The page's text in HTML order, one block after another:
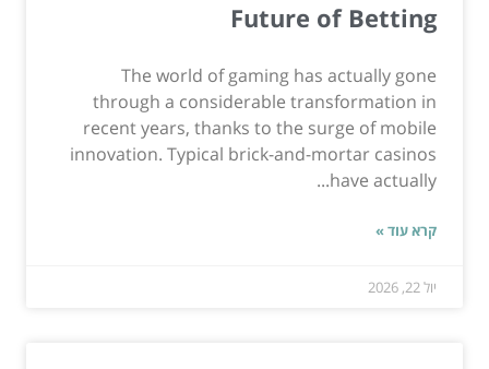
Future of Betting
The world of gaming has actually gone
through a considerable transformation in
recent years, thanks to the surge of mobile
innovation. Typical brick-and-mortar casinos
have actually...
קרא עוד »
יול 22, 2026